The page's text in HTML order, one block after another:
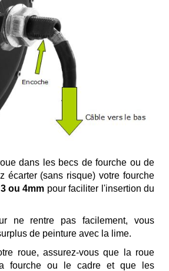
dans les becs de fourche ou de
écarter (sans risque) votre fourche
3 ou 4mm pour faciliter l'insertion du
ne rentre pas facilement, vous
de peinture avec la lime.
roue, assurez-vous que la roue
fourche ou le cadre et que les